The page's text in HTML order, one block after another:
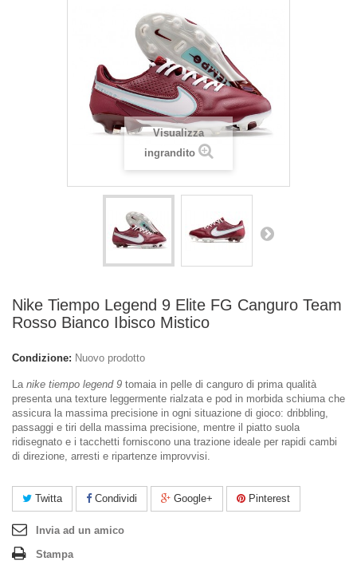
Visualizza
ingrandito
Nike Tiempo Legend 9 Elite FG Canguro Team
Rosso Bianco Ibisco Mistico
Condizione: Nuovo prodotto
Lanike tiempo legend 9 tomaia in pelle di canguro di prima qualità
presenta una texture leggermente rialzata e pod in morbida schiuma che
assicura la massima precisione in ogni situazione di gioco: dribbling,
passaggi e tiri della massima precisione, mentre il piatto suola
ridisegnato e i tacchetti forniscono una trazione ideale per rapidi cambi
di direzione, arresti e ripartenze improvvisi.
Twitta Condividi Google+ Pinterest
Invia ad un amico
Stampa